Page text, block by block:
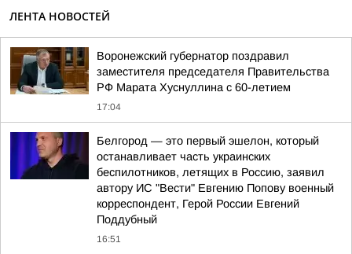
ЛЕНТА НОВОСТЕЙ
Воронежский губернатор поздравил
заместителя председателя Правительства
РФ Марата Хуснуллина с 60-летием
17:04
Белгород — это первый эшелон, который
останавливает часть украинских
беспилотников, летящих в Россию, заявил
автору ИС "Вести" Евгению Попову военный
корреспондент, Герой России Евгений
Поддубный
16:51